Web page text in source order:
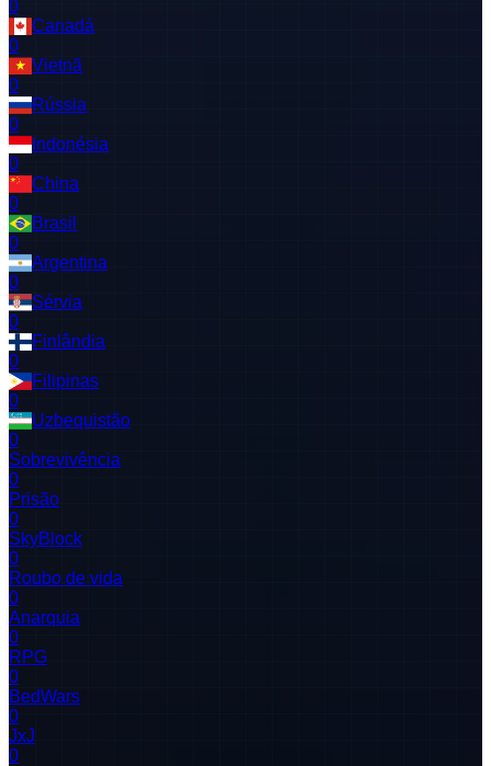
0
Canadá
0
Vietnã
0
Rússia
0
Indonésia
0
China
0
Brasil
0
Argentina
0
Sérvia
0
Finlândia
0
Filipinas
0
Uzbequistão
0
Sobrevivência
0
Prisão
0
SkyBlock
0
Roubo de vida
0
Anarquia
0
RPG
0
BedWars
0
JxJ
0